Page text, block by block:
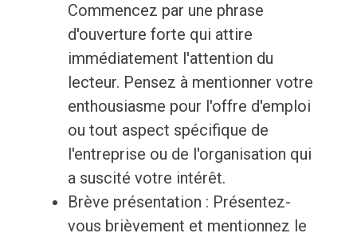
Commencez par une phrase
d'ouverture forte qui attire
immédiatement l'attention du
lecteur. Pensez à mentionner votre
enthousiasme pour l'offre d'emploi
ou tout aspect spécifique de
l'entreprise ou de l'organisation qui
a suscité votre intérêt.
Brève présentation : Présentez-
vous brièvement et mentionnez le